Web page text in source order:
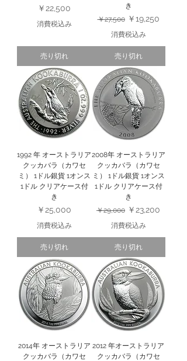
価格
￥22,500
消費税込み
売り切れ
き
通常価格
￥27,500 セール価格
￥19,250
消費税込み
売り切れ
1992 年 オーストラリア
クッカバラ（カワセ
ミ） 1ドル銀貨 1オンス
1ドル クリアケース付
き
価格
￥25,000
消費税込み
売り切れ
2008年 オーストラリア
クッカバラ（カワセ
ミ） 1ドル銀貨 1オンス
1ドル クリアケース付
き
通常価格
￥29,000 セール価格
￥23,200
消費税込み
売り切れ
2014年 オーストラリア
クッカバラ（カワセ
2012 年オーストラリア
クッカバラ（カワセ